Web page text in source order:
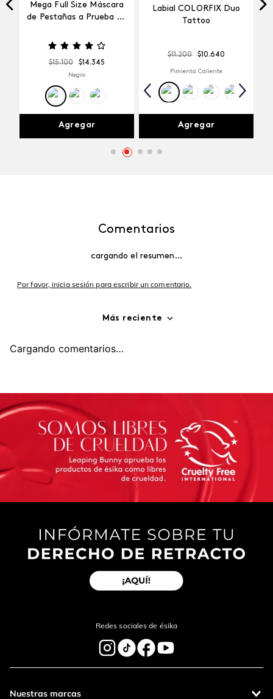
Mega Full Size Máscara
de Pestañas a Prueba de
$15.100 $14.345
Negro
Agregar
Labial COLORFIX Duo
Tattoo
$11.200 $10.640
Pimienta Caliente
Agregar
Comentarios
cargando el resumen…
Por favor, inicia sesión para escribir un comentario.
Más reciente
Cargando comentarios…
Redes sociales de ésika
Nuestras marcas